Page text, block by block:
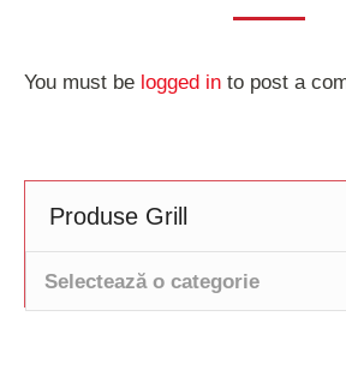
You must be logged in to post a
Produse Grill
Selectează o categorie